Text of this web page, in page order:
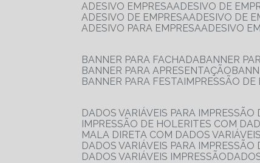
ADESIVO EMPRESA
ADESIVO DE
ADESIVO DE EMPRESA
ADESIVO DE
ADESIVO PARA EMPRESA
ADESIVO
BANNER PARA FACHADA
BANNER
BANNER PARA APRESENTAÇÃO
BANNER PARA FESTA IMPRESSÃO
DADOS VARIÁVEIS PARA
IMPRESSÃO DE HOLERITES COM
MALA DIRETA COM DADOS VARIÁVEIS
DADOS VARIÁVEIS PARA
DADOS VARIÁVEIS IMPRESSÃO